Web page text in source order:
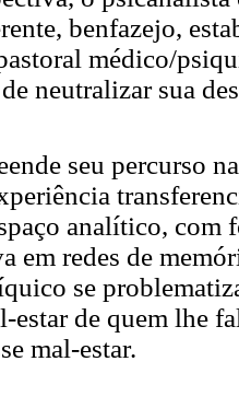
benfazejo,
médico/
neutralizar sua
seu percurso
analítico, com
em redes de
se
estar de quem lhe
mal-estar.